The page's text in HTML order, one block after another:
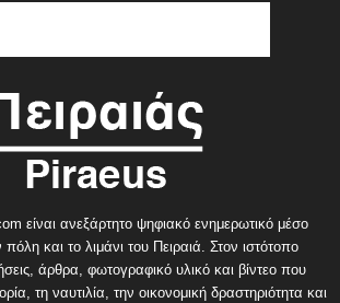
είναι ανεξάρτητο ψηφιακό ενημερωτικό μέσο
και το λιμάνι του Πειραιά. Στον ιστότοπο
άρθρα, φωτογραφικό υλικό και βίντεο που
τη ναυτιλία, την οικονομική δραστηριότητα και